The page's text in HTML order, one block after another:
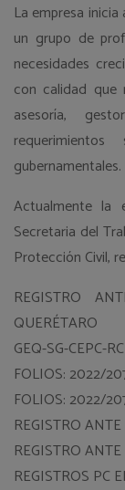
La empresa
un grupo de
necesidades
con calidad que
asesoría,
gubernamentales.
Actualmente la
Secretaria del
Protección Civil,
REGISTRO
QUERÉTARO
GEQ-SG-CEPC-
FOLIOS: 2022/
FOLIOS: 2022/
REGISTRO
REGISTRO
REGISTROS PC